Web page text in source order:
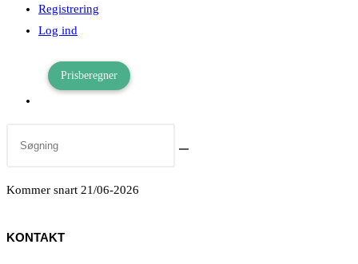
Registrering
Log ind
Prisberegner
search
Kommer snart 21/06-2026
KONTAKT